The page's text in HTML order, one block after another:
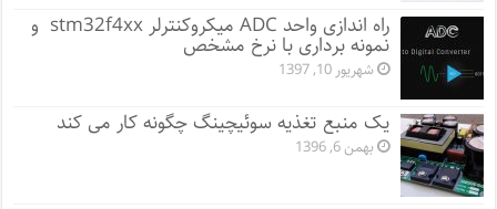
راه اندازی واحد ADC میکروکنترلر stm32f4xx و
نمونه برداری با نرخ مشخص
شهریور 10, 1397
یک منبع تغذیه سوئیچینگ چگونه کار می کند
بهمن 6, 1396